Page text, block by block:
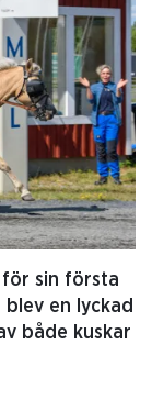
för sin första
en lyckad
både kuskar